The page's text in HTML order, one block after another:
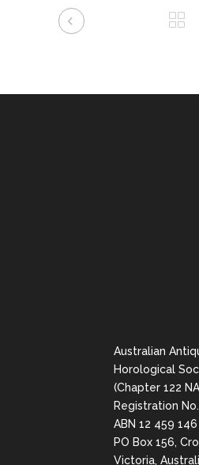
Australian
Horological
(Chapter 122
Registration
ABN 12 459
PO Box 156,
Victoria,